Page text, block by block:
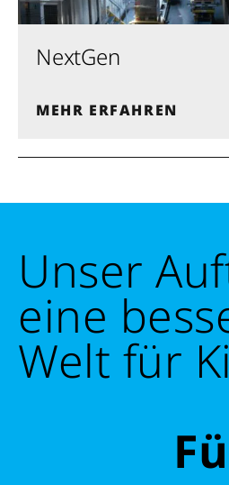
NextGen
MEHR ERFAHREN
Unser
eine
Welt für